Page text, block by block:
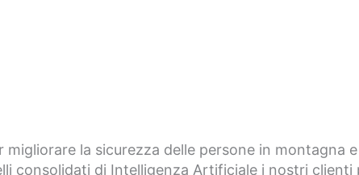
la sicurezza delle persone in montagna
consolidati di Intelligenza Artificiale i nostri